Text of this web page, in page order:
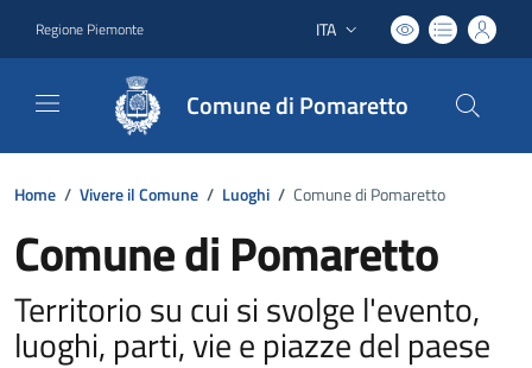
Regione Piemonte Lingua attiva:
ITA
Comune di Pomaretto
Home / Vivere il Comune / Luoghi / Comune di Pomaretto
Comune di Pomaretto
Territorio su cui si svolge l'evento,
luoghi, parti, vie e piazze del paese